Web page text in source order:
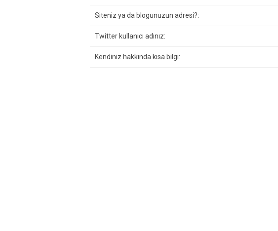
Siteniz ya da blogunuzun adresi?:
Twitter kullanıcı adınız:
Kendiniz hakkında kısa bilgi: